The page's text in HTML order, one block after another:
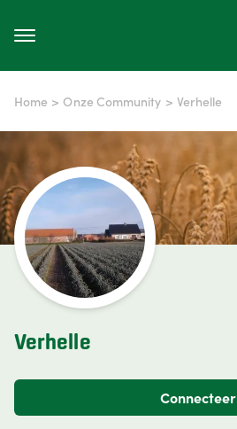
Home > Onze Community > Verhelle
Verhelle
Connecteer